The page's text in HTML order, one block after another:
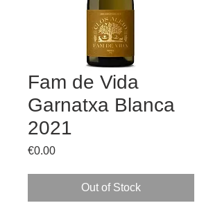
Fam de Vida
Garnatxa Blanca
2021
€0.00Price
Out of Stock